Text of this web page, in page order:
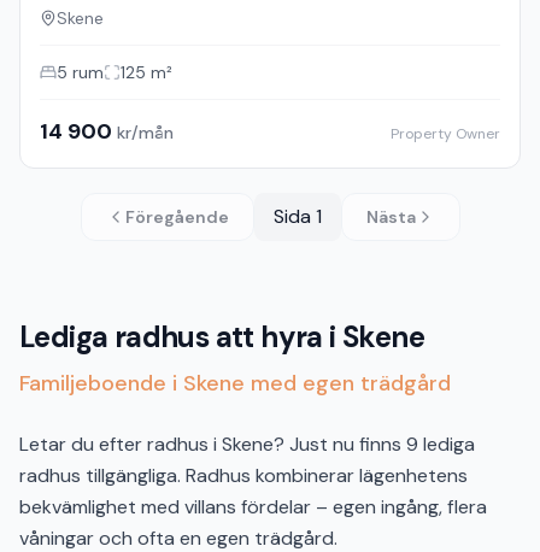
Skene
5 rum 125 m²
14 900 kr/mån Property Owner
Föregående Sida 1 Nästa
Lediga radhus att hyra i Skene
Familjeboende i Skene med egen trädgård
Letar du efter radhus i Skene? Just nu finns 9 lediga
radhus tillgängliga. Radhus kombinerar lägenhetens
bekvämlighet med villans fördelar – egen ingång, flera
våningar och ofta en egen trädgård.